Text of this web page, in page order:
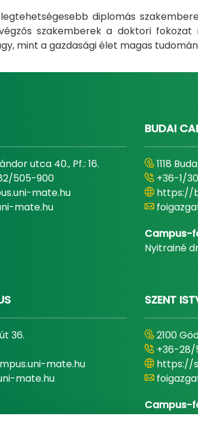
diplomás
szakemberek a doktori
mint a gazdasági élet magas
utca 40., Pf.: 16.
505-900
mate.hu
mate.hu
BUDAI
1118
+36-1/
https://
Campus-
Nyitrainé
36.
mate.hu
mate.hu
SZENT
2100
+36-28/
https://
Campus-